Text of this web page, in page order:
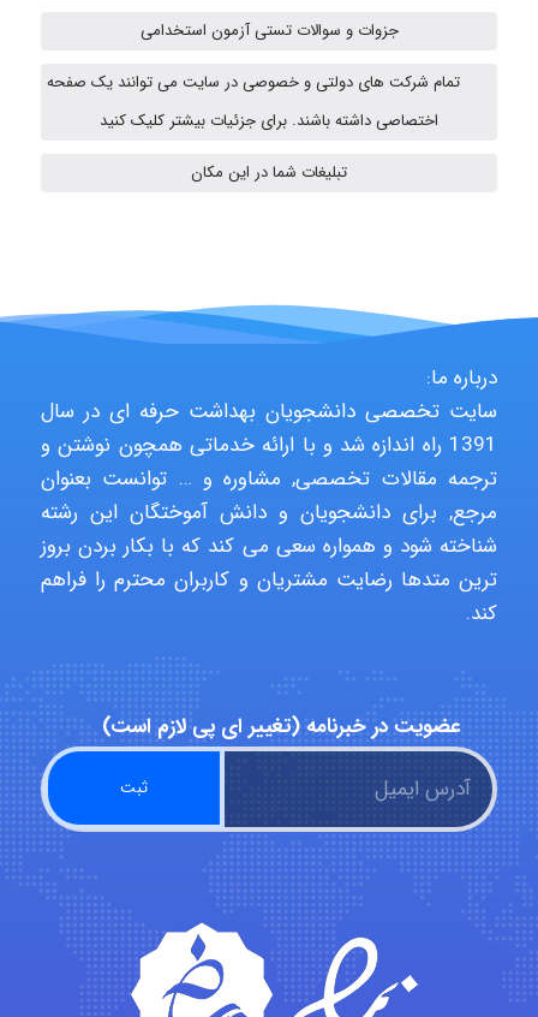
Poubakhtiari
hosein abdolvand
Kati
emami
Iman Hosseini
Chehri
roya_boostani
جزوات و سوالات تستی آزمون استخدامی
تمام شرکت های دولتی و خصوصی در سایت می توانند یک صفحه
اختصاصی داشته باشند. برای جزئیات بیشتر کلیک کنید
تبلیغات شما در این مکان
درباره ما:
سایت تخصصی دانشجویان بهداشت حرفه ای در سال
1391 راه اندازه شد و با ارائه خدماتی همچون نوشتن و
ترجمه مقالات تخصصی, مشاوره و … توانست بعنوان
مرجع, برای دانشجویان و دانش آموختگان این رشته
شناخته شود و همواره سعی می کند که با بکار بردن بروز
ترین متدها رضایت مشتریان و کاربران محترم را فراهم
کند.
عضویت در خبرنامه (تغییر ای پی لازم است)